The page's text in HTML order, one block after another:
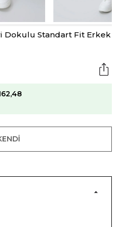
Dokulu Standart Fit Erkek